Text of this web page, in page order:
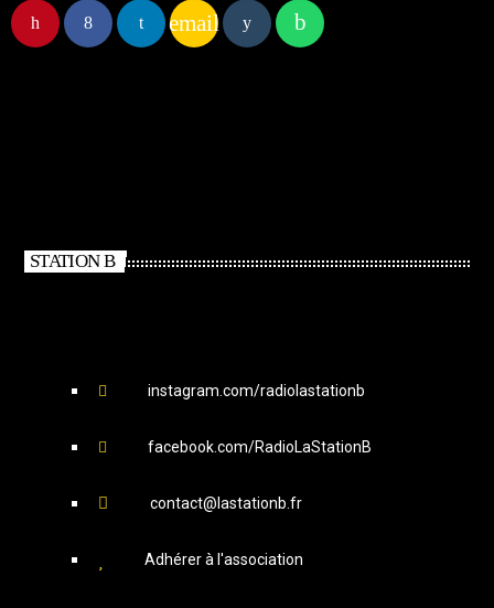
email
STATION B
instagram.com/radiolastationb
facebook.com/RadioLaStationB
contact@lastationb.fr
Adhérer à l'association